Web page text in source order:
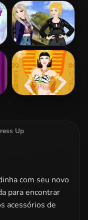
Barbara Spy
Squad Dress up
Princess
Coachella Style
Dress 2
Up
com seu novo
para encontrar
acessórios de